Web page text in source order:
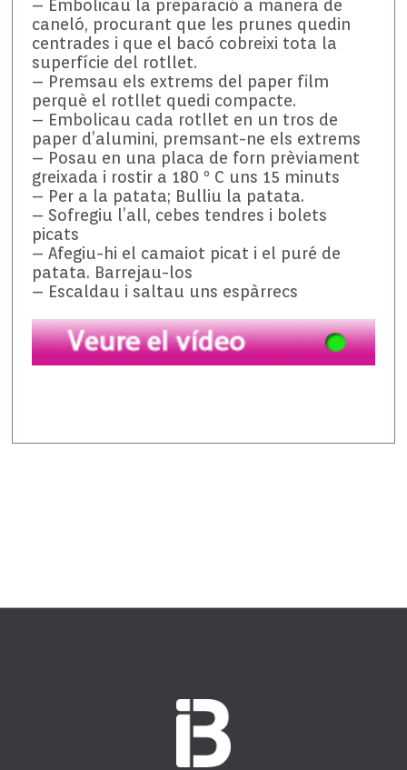
– Embolicau la preparació a manera de
caneló, procurant que les prunes quedin
centrades i que el bacó cobreixi tota la
superfície del rotllet.
– Premsau els extrems del paper film
perquè el rotllet quedi compacte.
– Embolicau cada rotllet en un tros de
paper d’alumini, premsant-ne els extrems
– Posau en una placa de forn prèviament
greixada i rostir a 180 º C uns 15 minuts
– Per a la patata; Bulliu la patata.
– Sofregiu l’all, cebes tendres i bolets
picats
– Afegiu-hi el camaiot picat i el puré de
patata. Barrejau-los
– Escaldau i saltau uns espàrrecs